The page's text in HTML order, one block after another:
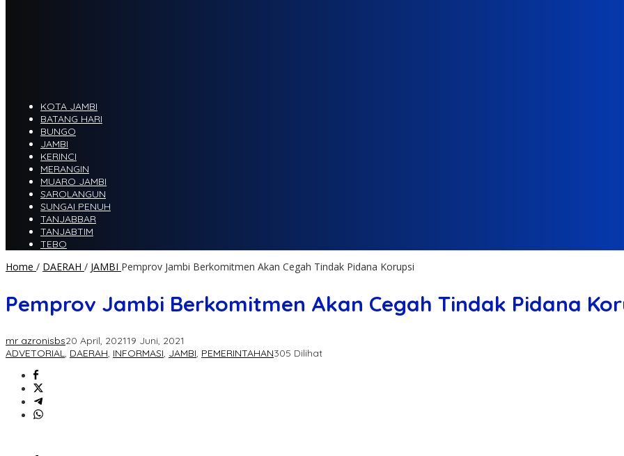
KOTA JAMBI
BATANG HARI
BUNGO
JAMBI
KERINCI
MERANGIN
MUARO JAMBI
SAROLANGUN
SUNGAI PENUH
TANJABBAR
TANJABTIM
TEBO
Home / DAERAH / JAMBI Pemprov Jambi Berkomitmen Akan Cegah Tindak Pidana Korupsi
Pemprov Jambi Berkomitmen Akan Cegah Tindak Pidana
mr azronisbs20 April, 202119 Juni, 2021
ADVETORIAL, DAERAH, INFORMASI, JAMBI, PEMERINTAHAN305 Dilihat